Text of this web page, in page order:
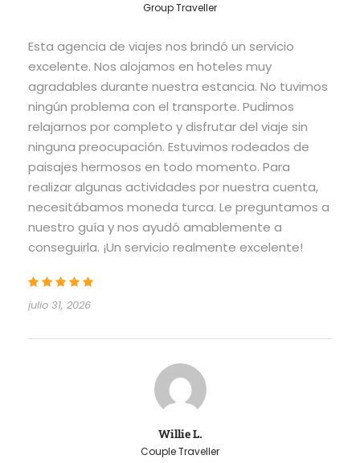
Group Traveller
Esta agencia de viajes nos brindó un servicio
excelente. Nos alojamos en hoteles muy
agradables durante nuestra estancia. No tuvimos
ningún problema con el transporte. Pudimos
relajarnos por completo y disfrutar del viaje sin
ninguna preocupación. Estuvimos rodeados de
paisajes hermosos en todo momento. Para
realizar algunas actividades por nuestra cuenta,
necesitábamos moneda turca. Le preguntamos a
nuestro guía y nos ayudó amablemente a
conseguirla. ¡Un servicio realmente excelente!
julio 31, 2026
Willie L.
Couple Traveller